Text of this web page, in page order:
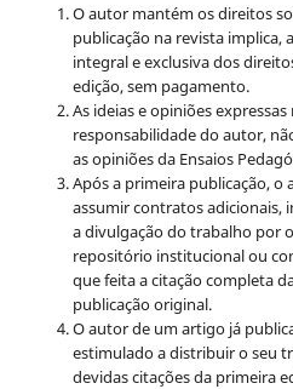
O autor mantém os direitos
publicação na revista implica,
integral e exclusiva dos
edição, sem pagamento.
As ideias e opiniões
responsabilidade do autor,
as opiniões da Ensaios
Após a primeira publicação,
assumir contratos adicionais,
a divulgação do trabalho por
repositório institucional ou
que feita a citação completa
publicação original.
O autor de um artigo já
estimulado a distribuir o seu
devidas citações da primeira